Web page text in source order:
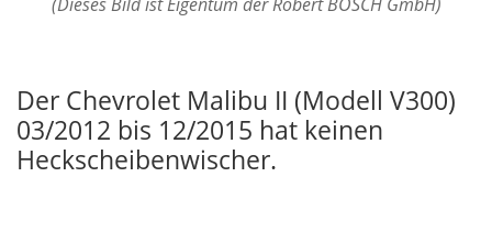
Der Chevrolet Malibu II (Modell V300)
03/2012 bis 12/2015 hat keinen
Heckscheibenwischer.